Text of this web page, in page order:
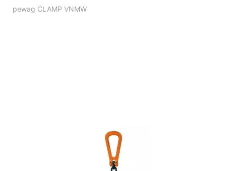
pewag CLAMP VNMW